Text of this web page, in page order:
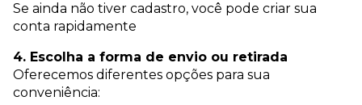
Se ainda não tiver cadastro, você pode criar sua
conta rapidamente
4. Escolha a forma de envio ou retirada
Oferecemos diferentes opções para sua
conveniência: